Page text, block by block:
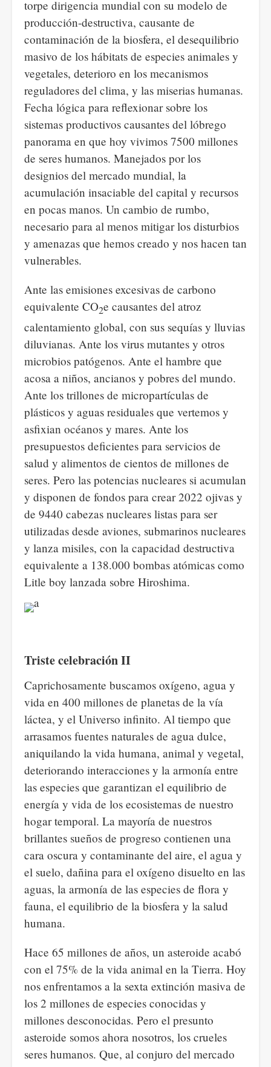
torpe dirigencia mundial con su modelo de
producción-destructiva, causante de
contaminación de la biosfera, el desequilibrio
masivo de los hábitats de especies animales y
vegetales, deterioro en los mecanismos
reguladores del clima, y las miserias humanas.
Fecha lógica para reflexionar sobre los
sistemas productivos causantes del lóbrego
panorama en que hoy vivimos 7500 millones
de seres humanos. Manejados por los
designios del mercado mundial, la
acumulación insaciable del capital y recursos
en pocas manos. Un cambio de rumbo,
necesario para al menos mitigar los disturbios
y amenazas que hemos creado y nos hacen tan
vulnerables.
Ante las emisiones excesivas de carbono
equivalente CO2e causantes del atroz
calentamiento global, con sus sequías y lluvias
diluvianas. Ante los virus mutantes y otros
microbios patógenos. Ante el hambre que
acosa a niños, ancianos y pobres del mundo.
Ante los trillones de micropartículas de
plásticos y aguas residuales que vertemos y
asfixian océanos y mares. Ante los
presupuestos deficientes para servicios de
salud y alimentos de cientos de millones de
seres. Pero las potencias nucleares si acumulan
y disponen de fondos para crear 2022 ojivas y
de 9440 cabezas nucleares listas para ser
utilizadas desde aviones, submarinos nucleares
y lanza misiles, con la capacidad destructiva
equivalente a 138.000 bombas atómicas como
Litle boy lanzada sobre Hiroshima.
Triste celebración II
Caprichosamente buscamos oxígeno, agua y
vida en 400 millones de planetas de la vía
láctea, y el Universo infinito. Al tiempo que
arrasamos fuentes naturales de agua dulce,
aniquilando la vida humana, animal y vegetal,
deteriorando interacciones y la armonía entre
las especies que garantizan el equilibrio de
energía y vida de los ecosistemas de nuestro
hogar temporal. La mayoría de nuestros
brillantes sueños de progreso contienen una
cara oscura y contaminante del aire, el agua y
el suelo, dañina para el oxígeno disuelto en las
aguas, la armonía de las especies de flora y
fauna, el equilibrio de la biosfera y la salud
humana.
Hace 65 millones de años, un asteroide acabó
con el 75% de la vida animal en la Tierra. Hoy
nos enfrentamos a la sexta extinción masiva de
los 2 millones de especies conocidas y
millones desconocidas. Pero el presunto
asteroide somos ahora nosotros, los crueles
seres humanos. Que, al conjuro del mercado